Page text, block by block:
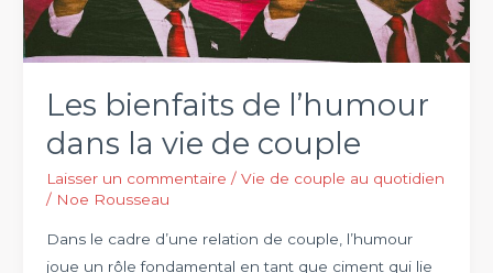
Les bienfaits de l’humour
dans la vie de couple
Laisser un commentaire / Vie de couple au quotidien
/ Noe Rousseau
Dans le cadre d’une relation de couple, l’humour
joue un rôle fondamental en tant que ciment qui lie